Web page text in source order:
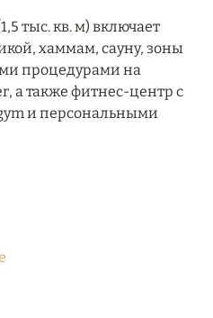
– ВСЁ
тыс. кв. м) включает
хаммам, сауну, зоны
процедурами на
а также фитнес-центр с
и персональными